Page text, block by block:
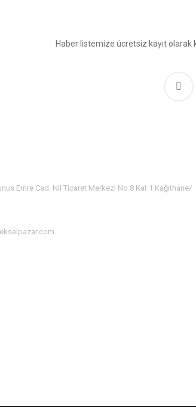
Haber listemize ücretsiz kayıt
Emre Cad. Nil Ticaret Merkezi No:8 Kat 1 Kağıthane/